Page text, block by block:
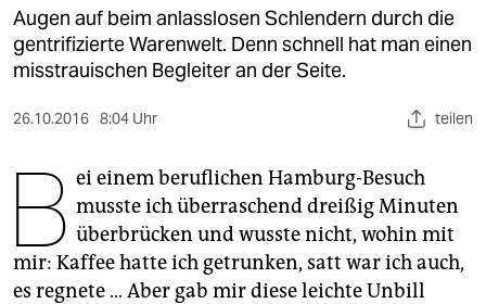
berlin
verlag
verlag
veranstaltungen
Augen auf beim anlasslosen Schlendern durch die
gentrifizierte Warenwelt. Denn schnell hat man einen
misstrauischen Begleiter an der Seite.
26.10.2016 8:04 Uhr teilen
B ei einem beruflichen Hamburg-Besuch
musste ich überraschend dreißig Minuten
überbrücken und wusste nicht, wohin mit
mir: Kaffee hatte ich getrunken, satt war ich auch,
es regnete … Aber gab mir diese leichte Unbill